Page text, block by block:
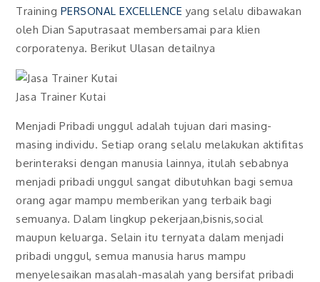
Training PERSONAL EXCELLENCE yang selalu dibawakan
oleh Dian Saputrasaat membersamai para klien
corporatenya. Berikut Ulasan detailnya
Jasa Trainer Kutai
Menjadi Pribadi unggul adalah tujuan dari masing-
masing individu. Setiap orang selalu melakukan aktifitas
berinteraksi dengan manusia lainnya, itulah sebabnya
menjadi pribadi unggul sangat dibutuhkan bagi semua
orang agar mampu memberikan yang terbaik bagi
semuanya. Dalam lingkup pekerjaan,bisnis,social
maupun keluarga. Selain itu ternyata dalam menjadi
pribadi unggul, semua manusia harus mampu
menyelesaikan masalah-masalah yang bersifat pribadi